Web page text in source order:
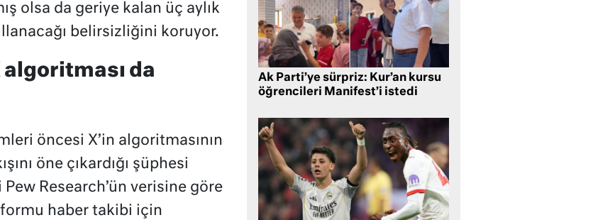
olsa da geriye kalan üç aylık
belirsizliğini koruyor.
algoritması da
öncesi X’in algoritmasının
öne çıkardığı şüphesi
Research’ün verisine göre
haber takibi için
Ak Parti’ye sürpriz: Kur’an kursu
öğrencileri Manifest’i istedi